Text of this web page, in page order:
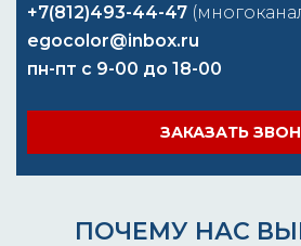
+7(812)493-44-47
egocolor@inbox.ru
пн-пт с 9-00 до 18-00
ЗАКАЗАТЬ
ПОЧЕМУ НАС